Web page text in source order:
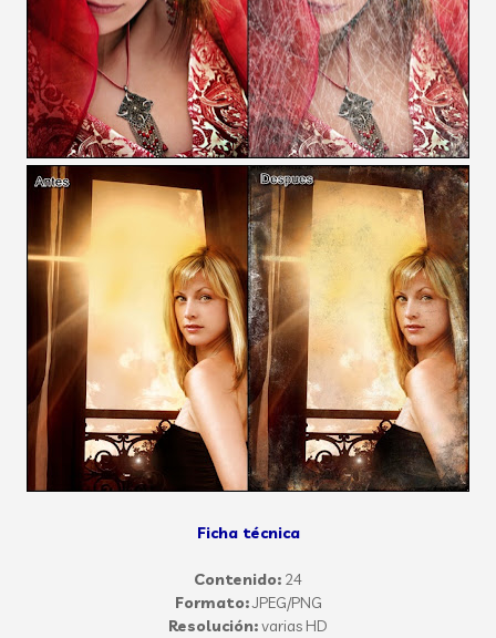
Ficha técnica
Contenido: 24
Formato:JPEG/PNG
Resolución:varias HD